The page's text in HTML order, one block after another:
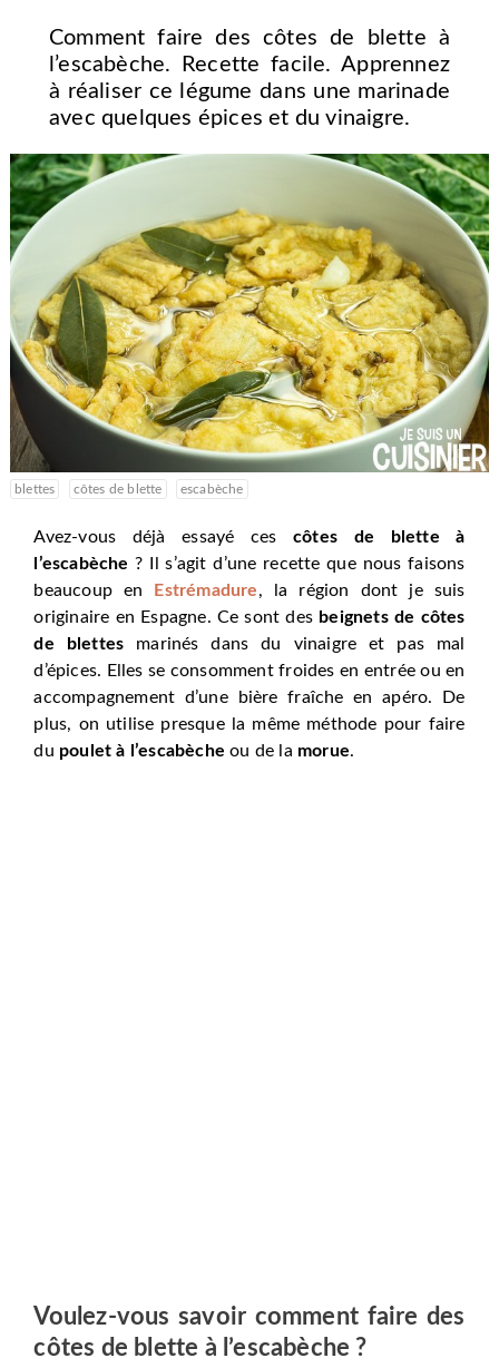
Comment faire des côtes de blette à
l’escabèche. Recette facile. Apprennez
à réaliser ce légume dans une marinade
avec quelques épices et du vinaigre.
blettes côtes de blette escabèche
Avez-vous déjà essayé cescôtes de blette à
l’escabèche ? Il s’agit d’une recette que nous faisons
beaucoup en
Estrémadure, la région dont je suis
originaire en Espagne. Ce sont des beignets de côtes
de blettes marinés dans du vinaigre et pas mal
d’épices. Elles se consomment froides en entrée ou en
accompagnement d’une bière fraîche en apéro. De
plus, on utilise presque la même méthode pour faire
du poulet à l’escabèche ou de la morue.
Voulez-vous savoir comment faire des
côtes de blette à l’escabèche ?